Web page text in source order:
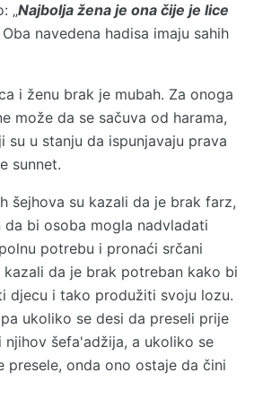
„Najbolja žena je ona čije je lice
Oba navedena hadisa imaju sahih
i ženu brak je mubah. Za onoga
može da se sačuva od harama,
su u stanju da ispunjavaju prava
sunnet.
šejhova su kazali da je brak farz,
da bi osoba mogla nadvladati
potrebu i pronaći srčani
kazali da je brak potreban kako bi
djecu i tako produžiti svoju lozu.
ukoliko se desi da preseli prije
šefa'adžija, a ukoliko se
presele, onda ono ostaje da čini